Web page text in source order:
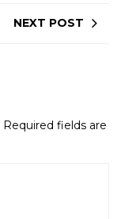
NEXT POST
Required fields are